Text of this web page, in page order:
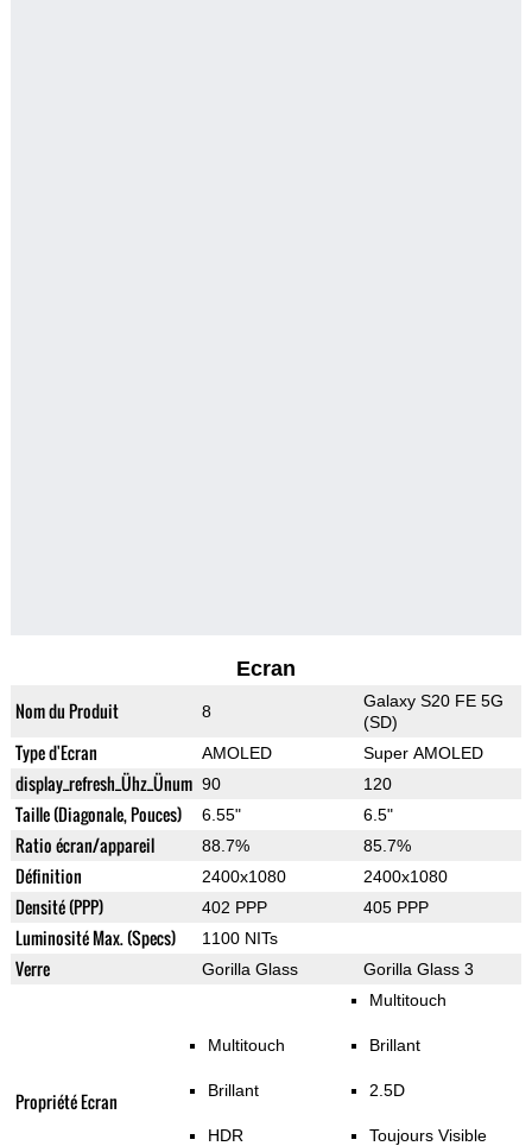
Ecran
Nom du Produit 8
Galaxy S20 FE 5G
(SD)
Type d'Ecran AMOLED Super AMOLED
display_refresh_Ühz_Ünum 90 120
Taille (Diagonale, Pouces) 6.55" 6.5"
Ratio écran/appareil 88.7% 85.7%
Définition 2400x1080 2400x1080
Densité (PPP) 402 PPP 405 PPP
Luminosité Max. (Specs) 1100 NITs
Verre Gorilla Glass Gorilla Glass 3
Propriété Ecran
Multitouch
Brillant
HDR
Multitouch
Brillant
2.5D
Toujours Visible